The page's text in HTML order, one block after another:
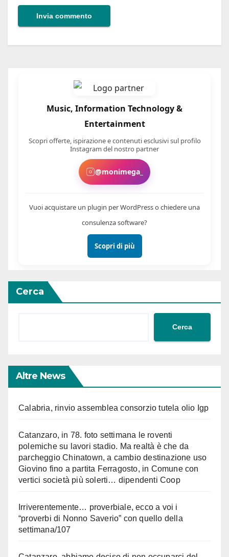
Cerca
Cerca
Altre News
Calabria, rinvio assemblea consorzio tutela olio Igp
Catanzaro, in 78. foto settimana le roventi
polemiche su lavori stadio. Ma realtà è che da
parcheggio Chinatown, a cambio destinazione uso
Giovino fino a partita Ferragosto, in Comune con
vertici società più solerti… dipendenti Coop
Irriverentemente… proverbiale, ecco a voi i
“proverbi di Nonno Saverio” con quello della
settimana/107
Music, Information Technology &
Entertainment
Scopri offerte, ispirazione e contenuti esclusivi sul profilo
Instagram del nostro partner
@monimega_
Vuoi acquistare un plugin per WordPress o chiedere una
consulenza software?
Scopri di più